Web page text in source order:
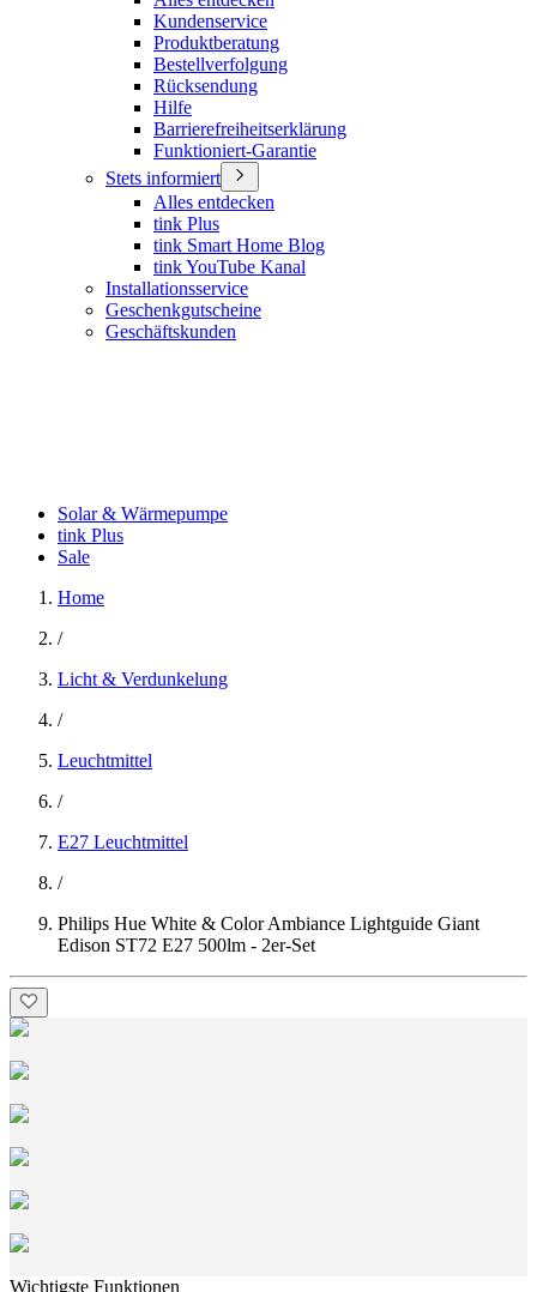
Kundenservice
Produktberatung
Bestellverfolgung
Rücksendung
Hilfe
Barrierefreiheitserklärung
Funktioniert-Garantie
Stets informiert
Alles entdecken
tink Plus
tink Smart Home Blog
tink YouTube Kanal
Installationsservice
Geschenkgutscheine
Geschäftskunden
Solar & Wärmepumpe
tink Plus
Sale
Home
/
Licht & Verdunkelung
/
Leuchtmittel
/
E27 Leuchtmittel
/
Philips Hue White & Color Ambiance Lightguide Giant
Edison ST72 E27 500lm - 2er-Set
Wichtigste Funktionen